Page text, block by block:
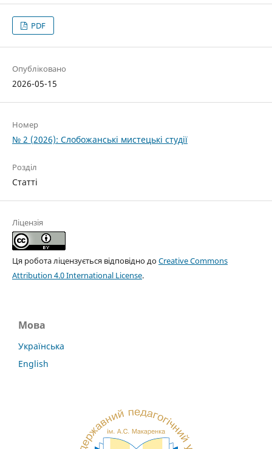
PDF
Опубліковано
2026-05-15
Номер
№ 2 (2026): Слобожанські мистецькі студії
Розділ
Статті
Ліцензія
Ця робота ліцензується відповідно доCreative Commons
Attribution 4.0 International License.
Мова
Українська
English